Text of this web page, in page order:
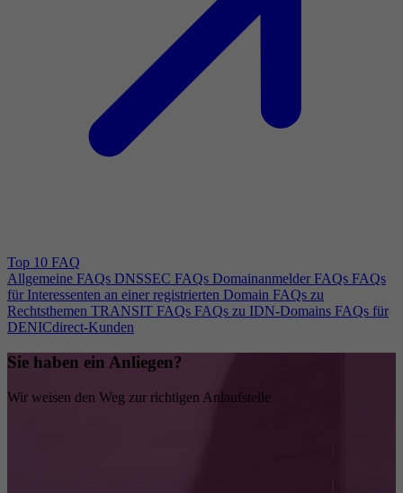
Top 10 FAQ
Allgemeine FAQs DNSSEC FAQs Domainanmelder FAQs FAQs
für Interessenten an einer registrierten Domain FAQs zu
Rechtsthemen TRANSIT FAQs FAQs zu IDN-Domains FAQs für
DENICdirect-Kunden
Sie haben ein Anliegen?
Wir weisen den Weg zur richtigen Anlaufstelle